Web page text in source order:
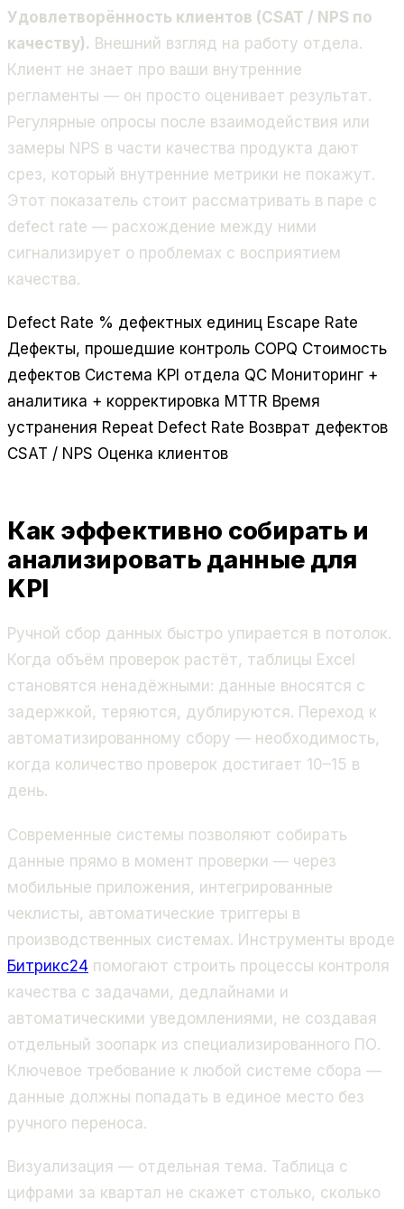
Удовлетворённость клиентов (CSAT / NPS по
качеству). Внешний взгляд на работу отдела.
Клиент не знает про ваши внутренние
регламенты — он просто оценивает результат.
Регулярные опросы после взаимодействия или
замеры NPS в части качества продукта дают
срез, который внутренние метрики не покажут.
Этот показатель стоит рассматривать в паре с
defect rate — расхождение между ними
сигнализирует о проблемах с восприятием
качества.
Defect Rate % дефектных единиц Escape Rate
Дефекты, прошедшие контроль COPQ Стоимость
дефектов Система KPI отдела QC Мониторинг +
аналитика + корректировка MTTR Время
устранения Repeat Defect Rate Возврат дефектов
CSAT / NPS Оценка клиентов
Как эффективно собирать и
анализировать данные для
KPI
Ручной сбор данных быстро упирается в потолок.
Когда объём проверок растёт, таблицы Excel
становятся ненадёжными: данные вносятся с
задержкой, теряются, дублируются. Переход к
автоматизированному сбору — необходимость,
когда количество проверок достигает 10–15 в
день.
Современные системы позволяют собирать
данные прямо в момент проверки — через
мобильные приложения, интегрированные
чеклисты, автоматические триггеры в
производственных системах. Инструменты вроде
Битрикс24 помогают строить процессы контроля
качества с задачами, дедлайнами и
автоматическими уведомлениями, не создавая
отдельный зоопарк из специализированного ПО.
Ключевое требование к любой системе сбора —
данные должны попадать в единое место без
ручного переноса.
Визуализация — отдельная тема. Таблица с
цифрами за квартал не скажет столько, сколько